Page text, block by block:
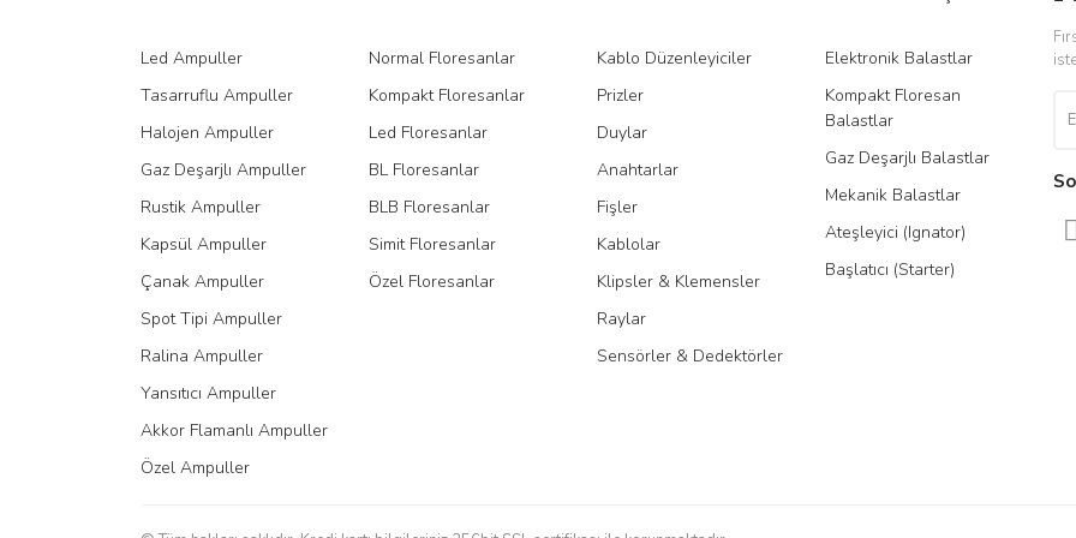
Bu ürüne benzer farklı alternatifler olmalı.
Gönder
Led Ampuller
Tasarruflu Ampuller
Halojen Ampuller
Gaz Deşarjlı Ampuller
Rustik Ampuller
Kapsül Ampuller
Çanak Ampuller
Spot Tipi Ampuller
Ralina Ampuller
Yansıtıcı Ampuller
Akkor Flamanlı Ampuller
Özel Ampuller
Normal Floresanlar
Kompakt Floresanlar
Led Floresanlar
BL Floresanlar
BLB Floresanlar
Simit Floresanlar
Özel Floresanlar
Kablo Düzenleyiciler
Prizler
Duylar
Anahtarlar
Fişler
Kablolar
Klipsler & Klemensler
Raylar
Sensörler & Dedektörler
Elektronik Balastlar
Kompakt Floresan
Balastlar
Gaz Deşarjlı Balastlar
Mekanik Balastlar
Ateşleyici (Ignator)
Başlatıcı (Starter)